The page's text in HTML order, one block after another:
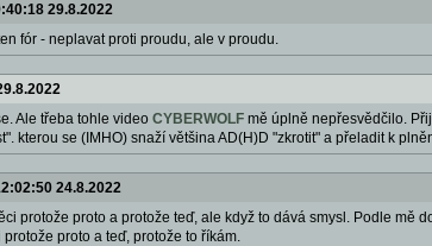
29.8.2022
fór - neplavat proti proudu, ale v proudu.
Ale třeba tohle video CYBERWOLF mě úplně nepřesvědčilo.
kterou se (IMHO) snaží většina AD(H)D "zkrotit" a přeladit k
24.8.2022
protože proto a protože teď, ale když to dává smysl. Podle mě
proto a teď, protože to říkám.